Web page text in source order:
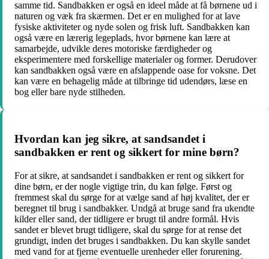
samme tid. Sandbakken er også en ideel måde at få børnene ud i
naturen og væk fra skærmen. Det er en mulighed for at lave
fysiske aktiviteter og nyde solen og frisk luft. Sandbakken kan
også være en lærerig legeplads, hvor børnene kan lære at
samarbejde, udvikle deres motoriske færdigheder og
eksperimentere med forskellige materialer og former. Derudover
kan sandbakken også være en afslappende oase for voksne. Det
kan være en behagelig måde at tilbringe tid udendørs, læse en
bog eller bare nyde stilheden.
Hvordan kan jeg sikre, at sandsandet i
sandbakken er rent og sikkert for mine børn?
For at sikre, at sandsandet i sandbakken er rent og sikkert for
dine børn, er der nogle vigtige trin, du kan følge. Først og
fremmest skal du sørge for at vælge sand af høj kvalitet, der er
beregnet til brug i sandbakker. Undgå at bruge sand fra ukendte
kilder eller sand, der tidligere er brugt til andre formål. Hvis
sandet er blevet brugt tidligere, skal du sørge for at rense det
grundigt, inden det bruges i sandbakken. Du kan skylle sandet
med vand for at fjerne eventuelle urenheder eller forurening.